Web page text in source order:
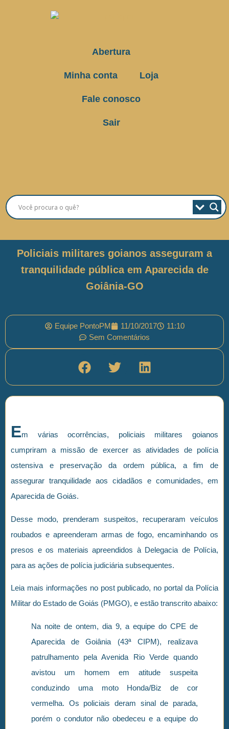
Abertura
Minha conta Loja
Fale conosco
Sair
Policiais militares goianos asseguram a
tranquilidade pública em Aparecida de
Goiânia-GO
Equipe PontoPM 11/10/2017
11:10
Sem Comentários
Em várias ocorrências, policiais militares goianos
cumpriram a missão de exercer as atividades de polícia
ostensiva e preservação da ordem pública, a fim de
assegurar tranquilidade aos cidadãos e comunidades, em
Aparecida de Goiás.
Desse modo, prenderam suspeitos, recuperaram veículos
roubados e apreenderam armas de fogo, encaminhando os
presos e os materiais apreendidos à Delegacia de Polícia,
para as ações de polícia judiciária subsequentes.
Leia mais informações no post publicado, no portal da Polícia
Militar do Estado de Goiás (PMGO), e estão transcrito abaixo:
Na noite de ontem, dia 9, a equipe do CPE de
Aparecida de Goiânia (43ª CIPM), realizava
patrulhamento pela Avenida Rio Verde quando
avistou um homem em atitude suspeita
conduzindo uma moto Honda/Biz de cor
vermelha. Os policiais deram sinal de parada,
porém o condutor não obedeceu e a equipe do